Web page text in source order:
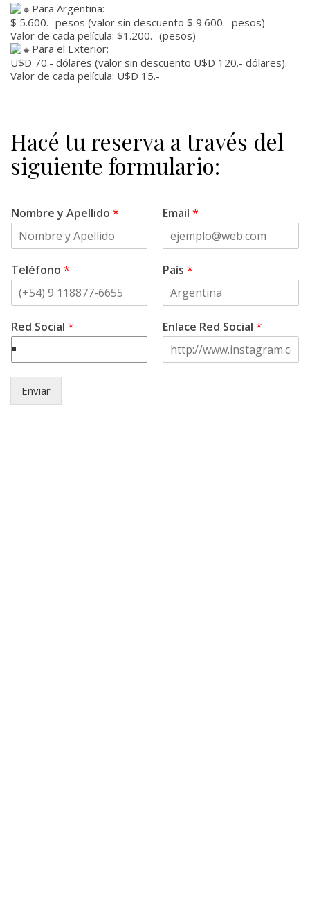
Para Argentina:
$ 5.600.- pesos (valor sin descuento $ 9.600.- pesos).
Valor de cada película: $1.200.- (pesos)
Para el Exterior:
U$D 70.- dólares (valor sin descuento U$D 120.- dólares).
Valor de cada película: U$D 15.-
Hacé tu reserva a través del
siguiente formulario:
Nombre y Apellido * Email *
Teléfono * País *
Red Social * Enlace Red Social *
Enviar